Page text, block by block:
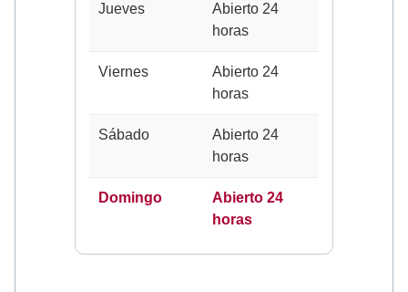
Jueves
Abierto 24
horas
Viernes
Abierto 24
horas
Sábado
Abierto 24
horas
Domingo
Abierto 24
horas